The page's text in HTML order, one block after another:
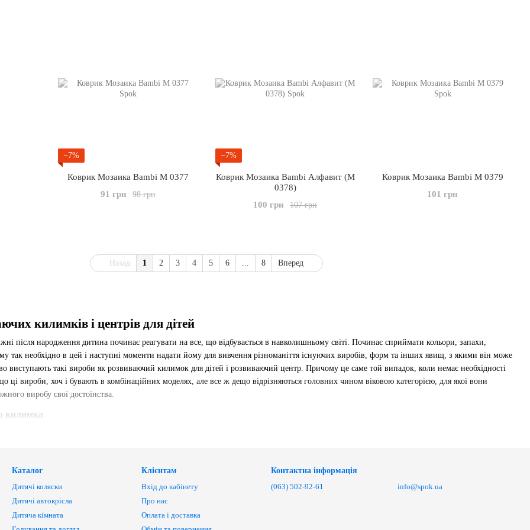
килимків і центрів для дітей
після народження дитина починає реагувати на все, що відбувається в навколишньому світі. Починає сприймати кольори, запахи,
так необхідно в цей і наступні моменти надати йому для вивчення різноманіття існуючих виробів, форм та інших явищ, з якими він може
виступають такі вироби як розвиваючий килимок для дітей і розвиваючий центр. Причому це саме той випадок, коли немає необхідності
ці вироби, хоч і бувають в комбінаційних моделях, але все ж дещо відрізняються головних чином віковою категорією, для якої вони
виробу свої достоїнства.
килимка
плюсів це виріб стає кращим при виборі розвиваючих іграшок для малюка:
під час використання, саме тому він стане ще й кращим помічником батьків у випадку холодного підлогового покриття, адже дитині
спиратися на ручки і сідати треба пружне підставу, що і може подарувати цей предмет.
і правильному розвитку всіх органів почуттів завдяки різноманітним зображенням і деталей - прикріпленим на дузі брязкальцями
елементами так далі.
−7%
Коврик Мозаика Bambi M 0377
98 грн
91 грн
−7%
Коврик Мозаика Bambi Алфавит (M
0378)
107 грн
100 грн
Коврик Мозаика Bambi M 0379
101 грн
Назад 1 2 3 4 5 6 ... 8 Вперед
Каталог
Дитячі коляски
Дитячі автокрісла
Дитяча кімната
Клієнтам
Вхід до кабінету
Про нас
Оплата і доставка
Контактна інформація
(063) 502-92-61
info@spok.ua